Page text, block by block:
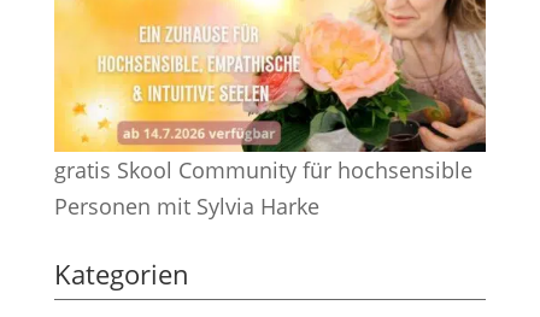
gratis Skool Community für hochsensible
Personen mit Sylvia Harke
Kategorien